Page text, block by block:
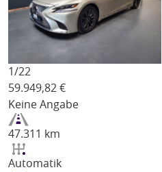
1/22
59.949,82 €
Keine Angabe
47.311 km
Automatik